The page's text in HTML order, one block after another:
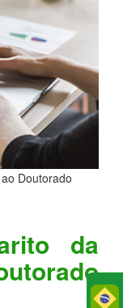
Doutorado
da